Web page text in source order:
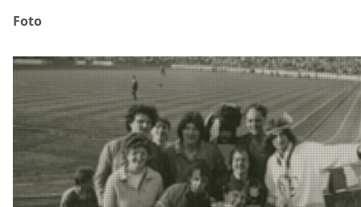
Foto